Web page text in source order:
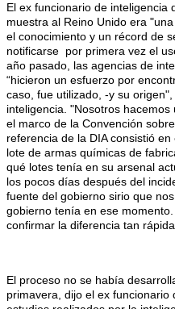
El ex funcionario de inteligencia
muestra al Reino Unido era
el conocimiento y un récord de
notificarse por primera vez el
año pasado, las agencias de
“hicieron un esfuerzo por
caso, fue utilizado, -y su
inteligencia. "Nosotros
el marco de la Convención
referencia de la DIA consistió
lote de armas químicas de
qué lotes tenía en su arsenal
los pocos días después del
fuente del gobierno sirio que
gobierno tenía en ese
confirmar la diferencia tan
El proceso no se había
primavera, dijo el ex